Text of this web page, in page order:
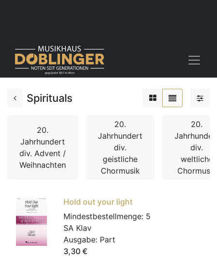
Spirituals
20.
Jahrhundert
div. Advent /
Weihnachten
20.
Jahrhundert
div.
geistliche
Chormusik
20.
div.
weltliche
Chormusik
Hold out your light
Mindestbestellmenge: 5
SA Klav
Ausgabe: Part
3,30 €